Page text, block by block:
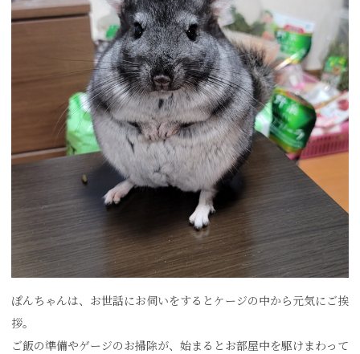
ぽんちゃんは、お世話にお伺いをするとケージの中から元気にご挨
拶。
ご飯の準備やゲージのお掃除が、始まるとお部屋中を駆けまわって